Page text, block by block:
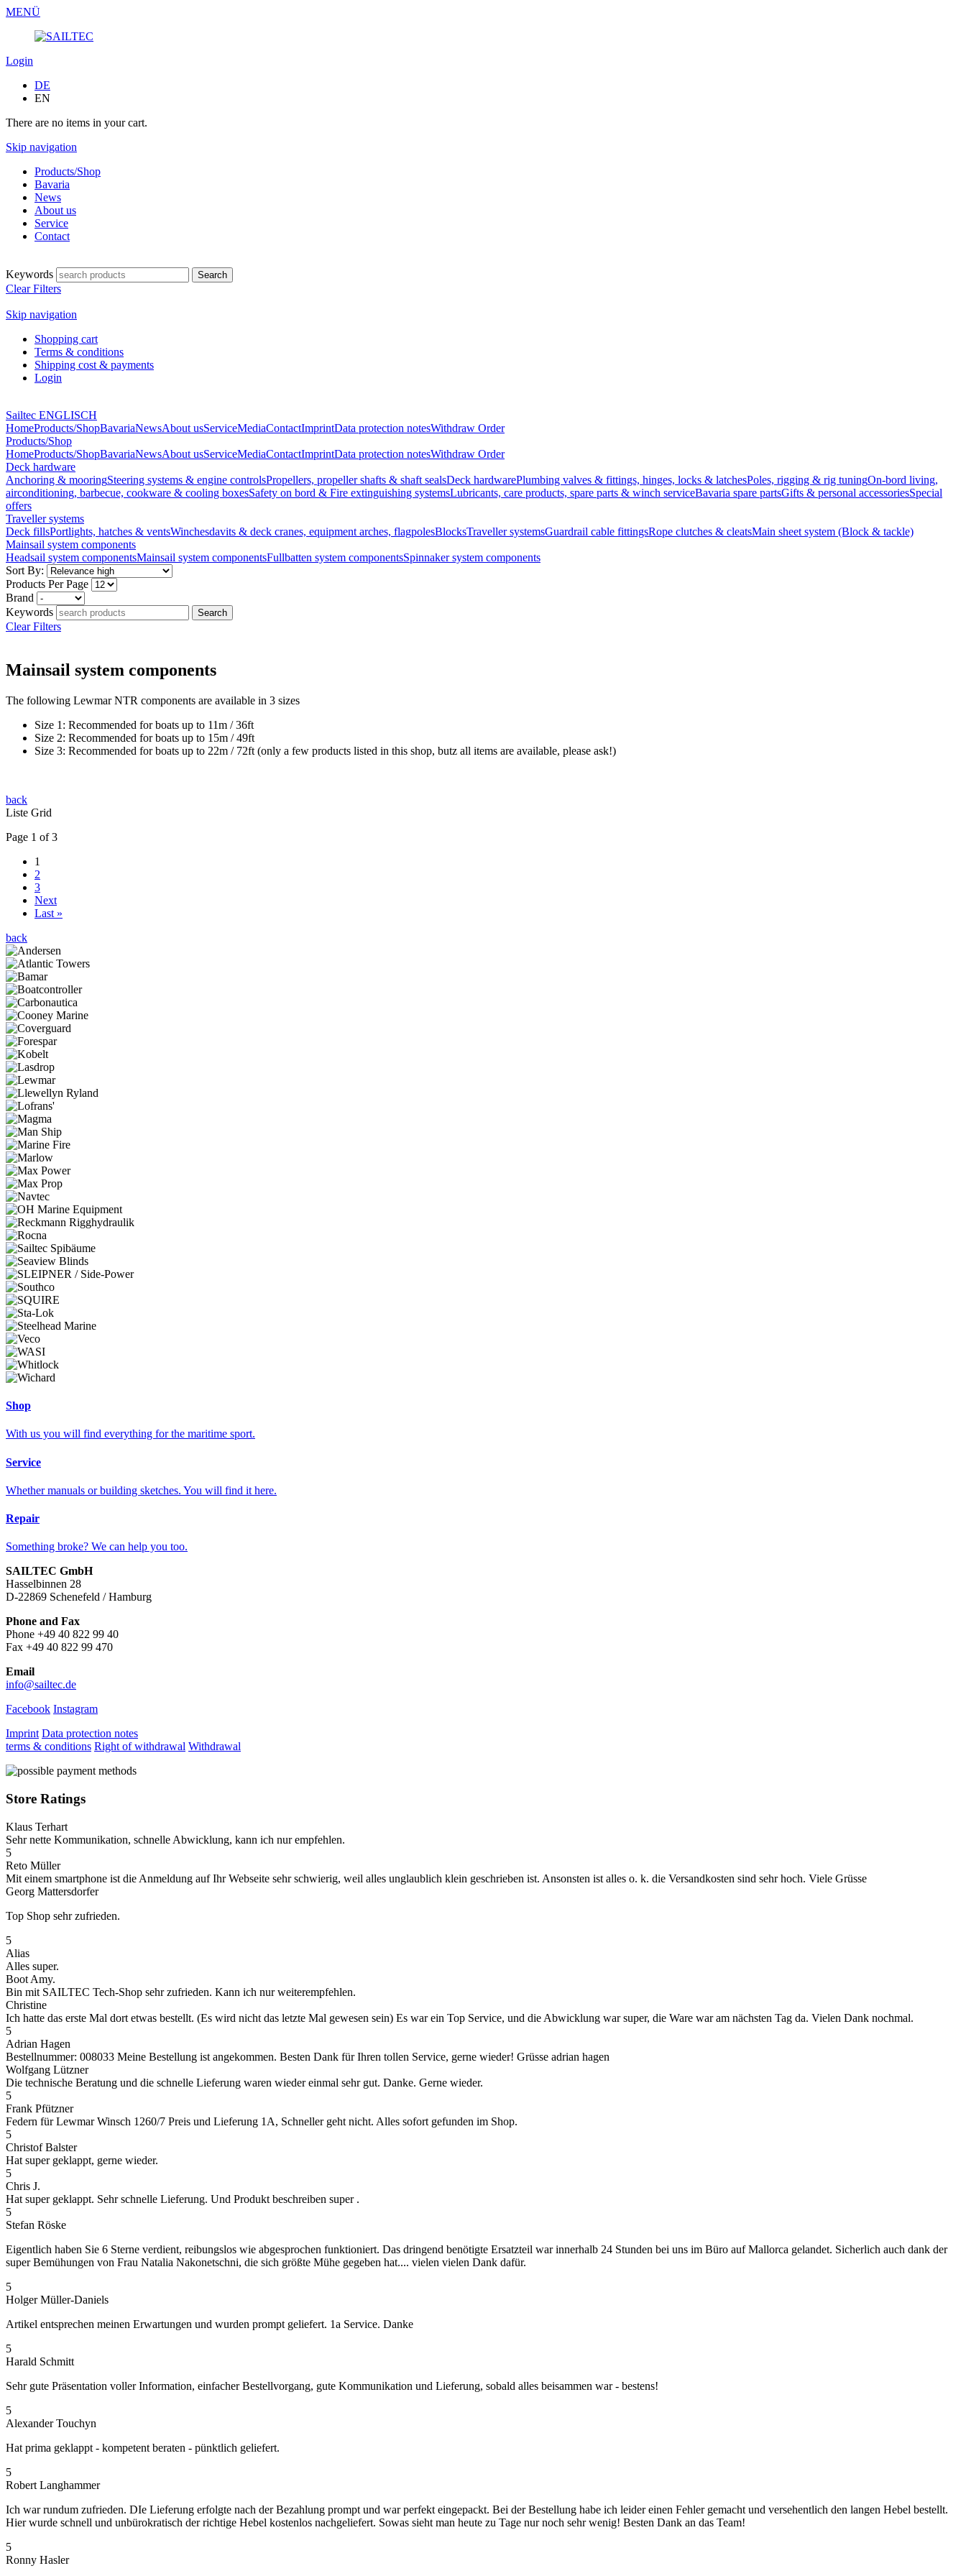
MENÜ
Login
DE
EN
There are no items in your cart.
Skip navigation
Products/Shop
Bavaria
News
About us
Service
Contact
Keywords
Clear Filters
Skip navigation
Shopping cart
Terms & conditions
Shipping cost & payments
Login
Sailtec ENGLISCH
HomeProducts/ShopBavariaNewsAbout usServiceMediaContactImprintData protection notesWithdraw Order
Products/Shop
HomeProducts/ShopBavariaNewsAbout usServiceMediaContactImprintData protection notesWithdraw Order
Deck hardware
Anchoring & mooringSteering systems & engine controlsPropellers, propeller shafts & shaft sealsDeck hardwarePlumbing valves & fittings, hinges, locks & latchesPoles, rigging & rig tuningOn-bord living,
airconditioning, barbecue, cookware & cooling boxesSafety on bord & Fire extinguishing systemsLubricants, care products, spare parts & winch serviceBavaria spare partsGifts & personal accessoriesSpecial
offers
Traveller systems
Deck fillsPortlights, hatches & ventsWinchesdavits & deck cranes, equipment arches, flagpolesBlocksTraveller systemsGuardrail cable fittingsRope clutches & cleatsMain sheet system (Block & tackle)
Mainsail system components
Headsail system componentsMainsail system componentsFullbatten system componentsSpinnaker system components
Sort By:
Products Per Page
Brand
Keywords
Clear Filters
Mainsail system components
The following Lewmar NTR components are available in 3 sizes
Size 1: Recommended for boats up to 11m / 36ft
Size 2: Recommended for boats up to 15m / 49ft
Size 3: Recommended for boats up to 22m / 72ft (only a few products listed in this shop, butz all items are available, please ask!)
back
Liste Grid
Page 1 of 3
1
2
3
Next
Last »
back
Shop
With us you will find everything for the maritime sport.
Service
Whether manuals or building sketches. You will find it here.
Repair
Something broke? We can help you too.
SAILTEC GmbH
Hasselbinnen 28
D-22869 Schenefeld / Hamburg
Phone and Fax
Phone +49 40 822 99 40
Fax +49 40 822 99 470
Email
info@sailtec.de
Facebook Instagram
Imprint Data protection notes
terms & conditions Right of withdrawal Withdrawal
Store Ratings
Klaus Terhart
Sehr nette Kommunikation, schnelle Abwicklung, kann ich nur empfehlen.
5
Reto Müller
Mit einem smartphone ist die Anmeldung auf Ihr Webseite sehr schwierig, weil alles unglaublich klein geschrieben ist. Ansonsten ist alles o. k. die Versandkosten sind sehr hoch. Viele Grüsse
Georg Mattersdorfer
Top Shop sehr zufrieden.
5
Alias
Alles super.
Boot Amy.
Bin mit SAILTEC Tech-Shop sehr zufrieden. Kann ich nur weiterempfehlen.
Christine
Ich hatte das erste Mal dort etwas bestellt. (Es wird nicht das letzte Mal gewesen sein) Es war ein Top Service, und die Abwicklung war super, die Ware war am nächsten Tag da. Vielen Dank nochmal.
5
Adrian Hagen
Bestellnummer: 008033 Meine Bestellung ist angekommen. Besten Dank für Ihren tollen Service, gerne wieder! Grüsse adrian hagen
Wolfgang Lützner
Die technische Beratung und die schnelle Lieferung waren wieder einmal sehr gut. Danke. Gerne wieder.
5
Frank Pfützner
Federn für Lewmar Winsch 1260/7 Preis und Lieferung 1A, Schneller geht nicht. Alles sofort gefunden im Shop.
5
Christof Balster
Hat super geklappt, gerne wieder.
5
Chris J.
Hat super geklappt. Sehr schnelle Lieferung. Und Produkt beschreiben super .
5
Stefan Röske
Eigentlich haben Sie 6 Sterne verdient, reibungslos wie abgesprochen funktioniert. Das dringend benötigte Ersatzteil war innerhalb 24 Stunden bei uns im Büro auf Mallorca gelandet. Sicherlich auch dank der
super Bemühungen von Frau Natalia Nakonetschni, die sich größte Mühe gegeben hat.... vielen vielen Dank dafür.
5
Holger Müller-Daniels
Artikel entsprechen meinen Erwartungen und wurden prompt geliefert. 1a Service. Danke
5
Harald Schmitt
Sehr gute Präsentation voller Information, einfacher Bestellvorgang, gute Kommunikation und Lieferung, sobald alles beisammen war - bestens!
5
Alexander Touchyn
Hat prima geklappt - kompetent beraten - pünktlich geliefert.
5
Robert Langhammer
Ich war rundum zufrieden. DIe Lieferung erfolgte nach der Bezahlung prompt und war perfekt eingepackt. Bei der Bestellung habe ich leider einen Fehler gemacht und versehentlich den langen Hebel bestellt.
Hier wurde schnell und unbürokratisch der richtige Hebel kostenlos nachgeliefert. Sowas sieht man heute zu Tage nur noch sehr wenig! Besten Dank an das Team!
5
Ronny Hasler